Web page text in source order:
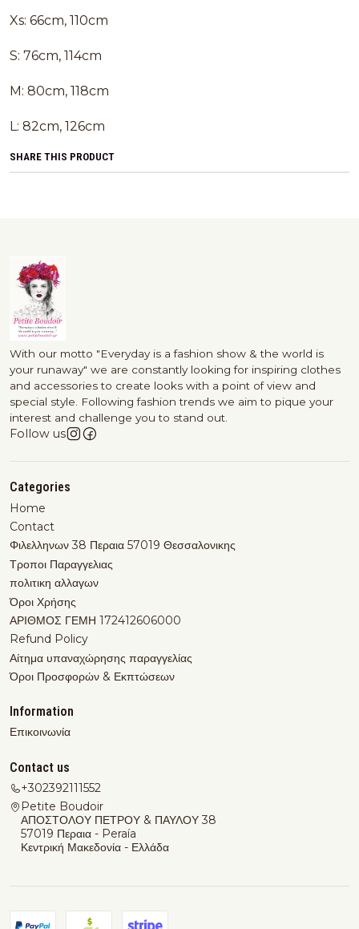
Xs: 66cm, 110cm
S: 76cm, 114cm
M: 80cm, 118cm
L: 82cm, 126cm
SHARE THIS PRODUCT
With our motto "Everyday is a fashion show & the world is
your runaway" we are constantly looking for inspiring clothes
and accessories to create looks with a point of view and
special style. Following fashion trends we aim to pique your
interest and challenge you to stand out.
Follow us
Categories
Home
Contact
Φιλελληνων 38 Περαια 57019 Θεσσαλονικης
Τροποι Παραγγελιας
πολιτικη αλλαγων
Όροι Χρήσης
ΑΡΙΘΜΟΣ ΓΕΜΗ 172412606000
Refund Policy
Αίτημα υπαναχώρησης παραγγελίας
Όροι Προσφορών & Εκπτώσεων
Information
Επικοινωνία
Contact us
+302392111552
Petite Boudoir
ΑΠΟΣΤΟΛΟΥ ΠΕΤΡΟΥ & ΠΑΥΛΟΥ 38
57019 Περαια - Peraía
Κεντρική Μακεδονία - Ελλάδα